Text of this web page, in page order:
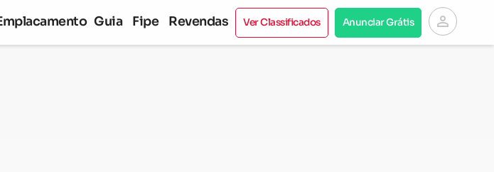
Guia Fipe Revendas Ver Classificados Anunciar Grátis person